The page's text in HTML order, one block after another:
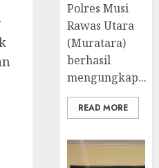
Polres Musi
Rawas Utara
(Muratara)
berhasil
mengungkap...
READ MORE